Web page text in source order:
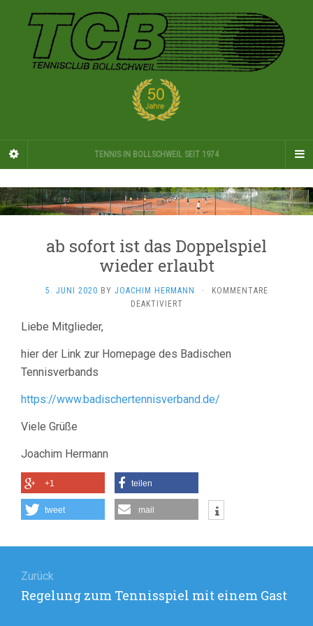
TENNIS IN BOLLSCHWEIL SEIT 1974
ab sofort ist das Doppelspiel
wieder erlaubt
5. JUNI 2020 BY JOACHIM HERMANN ·
KOMMENTARE
DEAKTIVIERT
DAS
ERLAUBT
Liebe Mitglieder,
hier der Link zur Homepage des Badischen
Tennisverbands
https://www.badischertennisverband.de/
Viele Grüße
Joachim Hermann
+1 teilen
tweet mail
Zurück
Vorheriger
Regelung zum Tennisspiel mit einem Gast